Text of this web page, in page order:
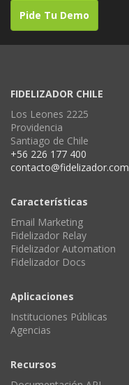
Pide Tu Demo
FIDELIZADOR CHILE
Los Leones 2225
Providencia
Santiago de Chile
+56 226 177 400
contacto@fidelizador.com
Características
Email Marketing
Fidelizador Relay
Fidelizador Automation
Fidelizador Docs
Aplicaciones
Instituciones Públicas
Agencias
Recursos